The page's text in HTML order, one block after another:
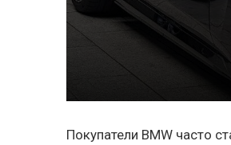
Покупатели BMW часто